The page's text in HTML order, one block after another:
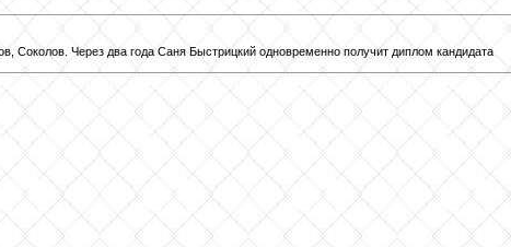
Через два года Саня Быстрицкий одновременно получит диплом кандидата